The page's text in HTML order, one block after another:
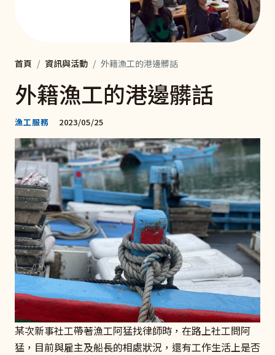
首頁 資訊與活動 外籍漁工的港邊髒話
外籍漁工的港邊髒話
漁工服務 2023/05/25
某次新事社工帶著漁工阿猛找律師時，在路上社工問阿
猛，目前與雇主及船長的相處狀況，還有工作生活上是否